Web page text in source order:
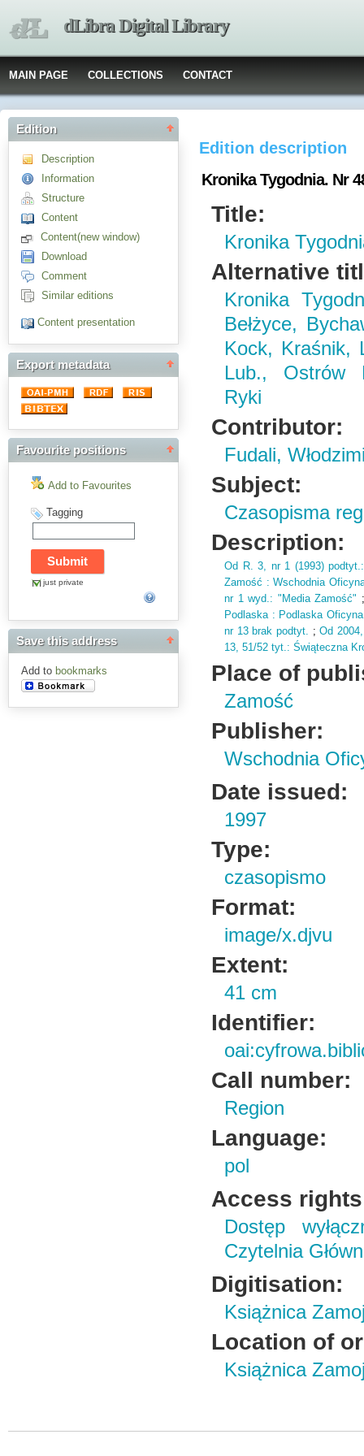
dLibra Digital Library
MAIN PAGE COLLECTIONS CONTACT
Edition
Description
Information
Structure
Content
Content(new window)
Download
Comment
Similar editions
Content presentation
Export metadata
Favourite positions
Add to Favourites
Tagging
just private
Save this address
Add to bookmarks
Edition description
Kronika Tygodnia. Nr
Title:
Kronika
Alternative
Kronika
Bełżyce,
Kock, Kraśnik,
Lub., Ostrów
Ryki
Contributor:
Fudali,
Subject:
Czasopisma
Description:
Od R. 3, nr 1 (1993)podtyt.
Zamość : Wschodnia
nr 1 wyd.: "Media Zamość"
Podlaska : Podlaska
nr 13 brak podtyt. ;Od 2004,
13, 51/52 tyt.: Świąteczna
Place of
Zamość
Publisher:
Wschodnia
Date issued:
1997
Type:
czasopismo
Format:
image/x.djvu
Extent:
41 cm
Identifier:
Call number:
Region
Language:
pol
Access
Dostęp
Czytelnia
Digitisation:
Książnica
Location of
Książnica